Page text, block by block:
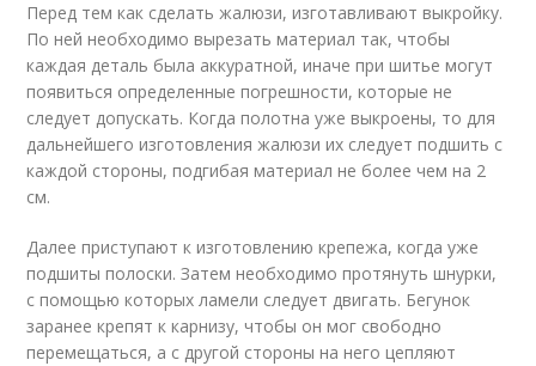
Перед тем как сделать жалюзи, изготавливают выкройку.
По ней необходимо вырезать материал так, чтобы
каждая деталь была аккуратной, иначе при шитье могут
появиться определенные погрешности, которые не
следует допускать. Когда полотна уже выкроены, то для
дальнейшего изготовления жалюзи их следует подшить с
каждой стороны, подгибая материал не более чем на 2
см.
Далее приступают к изготовлению крепежа, когда уже
подшиты полоски. Затем необходимо протянуть шнурки,
с помощью которых ламели следует двигать. Бегунок
заранее крепят к карнизу, чтобы он мог свободно
перемещаться, а с другой стороны на него цепляют